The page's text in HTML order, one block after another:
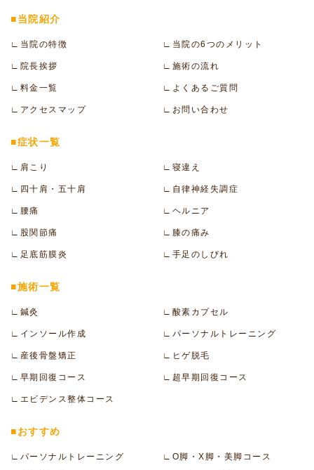
■当院紹介
∟当院の特徴 ∟当院の6つのメリット
∟院長挨拶 ∟施術の流れ
∟料金一覧 ∟よくあるご質問
∟アクセスマップ ∟お問い合わせ
■症状一覧
∟肩こり ∟寝違え
∟四十肩・五十肩 ∟自律神経失調症
∟腰痛 ∟ヘルニア
∟股関節痛 ∟膝の痛み
∟足底筋膜炎 ∟手足のしびれ
■施術一覧
∟鍼灸 ∟酸素カプセル
∟インソール作成 ∟パーソナルトレーニング
∟産後骨盤矯正 ∟ヒゲ脱毛
∟早期回復コース ∟超早期回復コース
∟エビデンス整体コース
■おすすめ
∟パーソナルトレーニング ∟O脚・X脚・美脚コース